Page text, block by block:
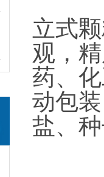
立式
观，
药、
动包
盐、